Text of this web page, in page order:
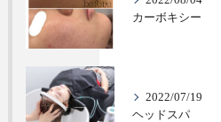
カーボキシー
2022/07/19
ヘッドスパ